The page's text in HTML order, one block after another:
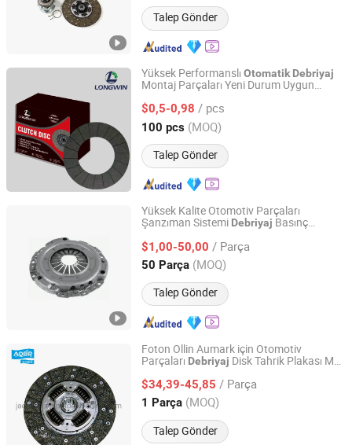
Talep Gönder
Yüksek Performanslı Otomatik Debriyaj
Montaj Parçaları Yeni Durum Uygun
Yüzeyi Fiyatı
$0,5-0,98 / pcs
100 pcs (MOQ)
Talep Gönder
Hubei Longyun Auto Co., Ltd.
Hubei, China Fiyat 2025
Yüksek Kalite Otomotiv Parçaları
Şanzıman Sistemi Debriyaj Basınç
21211223215 BMW için
$1,00-50,00 / Parça
50 Parça (MOQ)
Talep Gönder
Shanghai Spb Industry Co., Ltd.
Shanghai, China Fiyat 2020
Foton Ollin Aumark için Otomotiv
Parçaları Debriyaj Disk Tahrik Plakası M2
$34,39-45,85 / Parça
1 Parça (MOQ)
Talep Gönder
Hefei Yifan Auto Parts Sales Co., Ltd.
Anhui, China Fiyat 2022